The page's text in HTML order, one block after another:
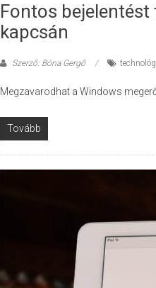
Fontos
kapcsán
Szerző: Bóna Gergő
Megzavarodhat a Windows
Tovább